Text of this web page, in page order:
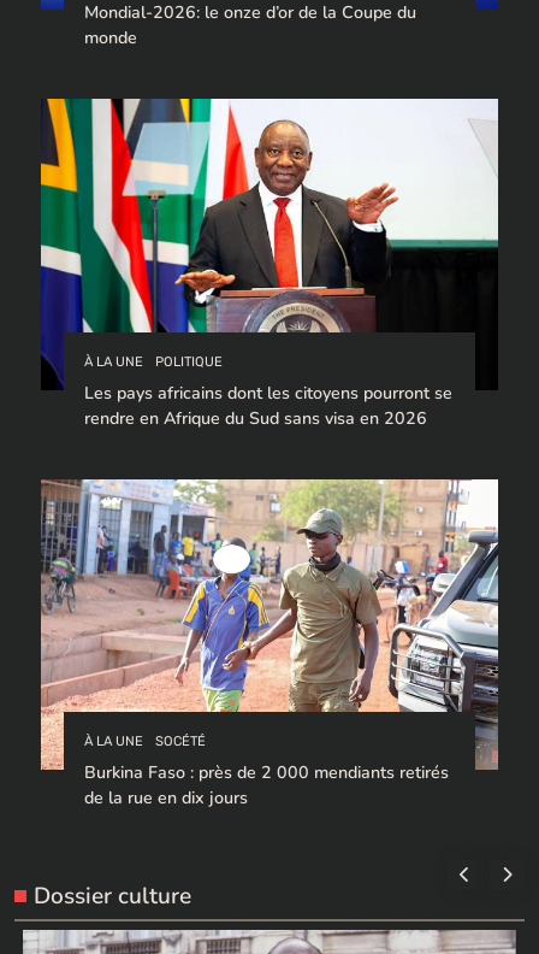
Mondial-2026: le onze d’or de la Coupe du
monde
À LA UNE POLITIQUE
Les pays africains dont les citoyens pourront se
rendre en Afrique du Sud sans visa en 2026
À LA UNE SOCÉTÉ
Burkina Faso : près de 2 000 mendiants retirés
de la rue en dix jours
Dossier culture